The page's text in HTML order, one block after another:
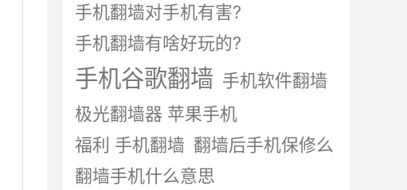
手机翻墙对手机有害?
手机翻墙有啥好玩的?
手机谷歌翻墙 手机软件翻墙
极光翻墙器 苹果手机
福利 手机翻墙 翻墙后手机保修么
翻墙手机什么意思